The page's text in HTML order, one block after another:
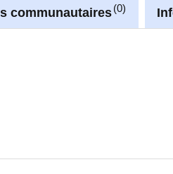
communautaires 0